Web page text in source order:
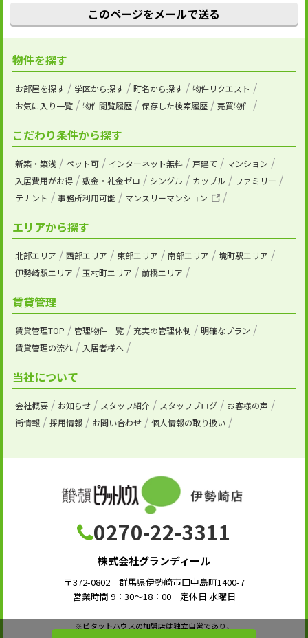
このページをメールで送る
物件を探す
お部屋を探す 学区から探す 町名から探す
物件リクエスト
お気に入り一覧
物件閲覧履歴 保存した検索履歴 売買物件
こだわり条件から探す
新築・築浅 ペット可 インターネット無料 戸建て
マンション
入居費用がお得
敷金・礼金ゼロ シングル カップル
ファミリー
テナント
事務所利用可能 マンスリーマンション
エリアから探す
北部エリア 西部エリア 東部エリア 南部エリア
境町駅エリア
伊勢崎駅エリア
玉村町エリア 前橋エリア
賃貸管理
賃貸管理TOP 管理物件一覧 充実の管理体制
明確なプラン
賃貸管理の流れ
入居者様へ
当社について
会社概要 お知らせ スタッフ紹介 スタッフブログ
お客様の声
街情報
採用情報 お問い合わせ 個人情報の取り扱い
0270-22-3311
株式会社グランディール
〒372-0802 群馬県伊勢崎市田中島町1400-7
営業時間 9：30～18：00 定休日 水曜日
※ピタットハウスの加盟店は独立自営であり、